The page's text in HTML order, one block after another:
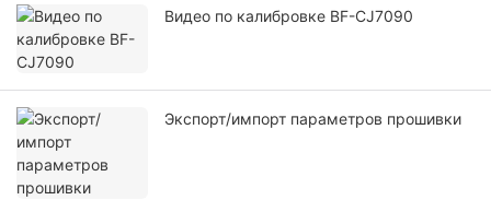
Видео по калибровке BF-CJ7090
Экспорт/импорт параметров прошивки